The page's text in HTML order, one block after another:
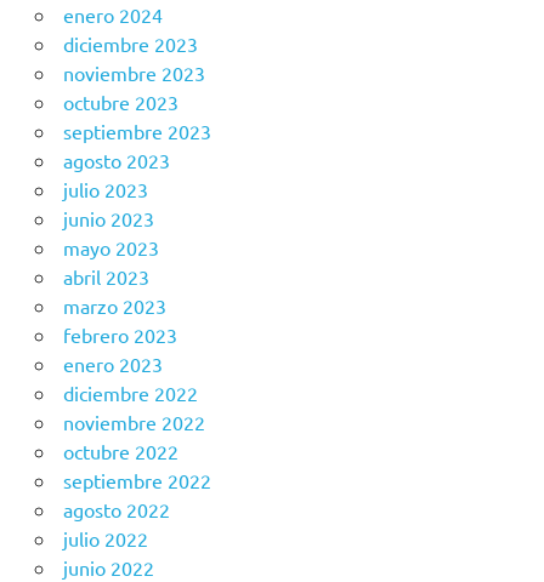
enero 2024
diciembre 2023
noviembre 2023
octubre 2023
septiembre 2023
agosto 2023
julio 2023
junio 2023
mayo 2023
abril 2023
marzo 2023
febrero 2023
enero 2023
diciembre 2022
noviembre 2022
octubre 2022
septiembre 2022
agosto 2022
julio 2022
junio 2022